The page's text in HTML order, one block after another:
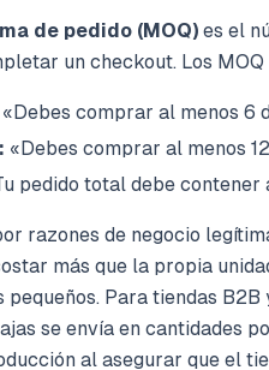
de pedido (MOQ) es el
un checkout. Los
«Debes comprar al menos 6
«Debes comprar al menos
pedido total debe
razones de negocio
más que la propia
pequeños. Para tiendas
se envía en cantidades
al asegurar que el